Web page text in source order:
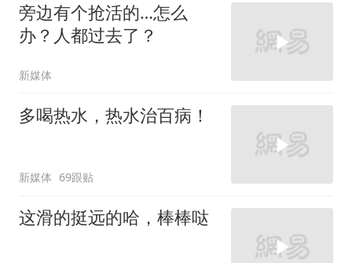
旁边有个抢活的…怎么
办？人都过去了？
新媒体
多喝热水，热水治百病！
新媒体 69跟贴
这滑的挺远的哈，棒棒哒